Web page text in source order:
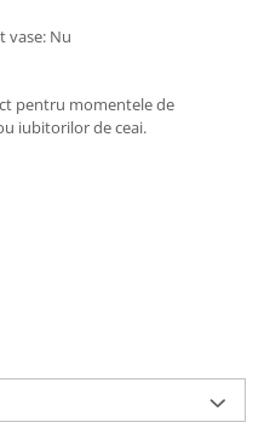
vase: Nu
pentru momentele de
iubitorilor de ceai.